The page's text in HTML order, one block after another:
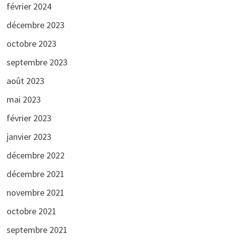
février 2024
décembre 2023
octobre 2023
septembre 2023
août 2023
mai 2023
février 2023
janvier 2023
décembre 2022
décembre 2021
novembre 2021
octobre 2021
septembre 2021